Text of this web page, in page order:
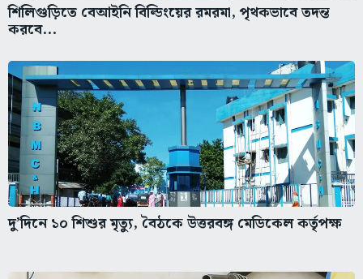
শিলিগুড়িতে বেআইনি বিল্ডিংয়ের রমরমা, পৃথকভাবে তদন্ত
করবে...
দু’দিনে ১০ শিশুর মৃত্যু, বৈঠকে উত্তরবঙ্গ মেডিকেল কর্তৃপক্ষ